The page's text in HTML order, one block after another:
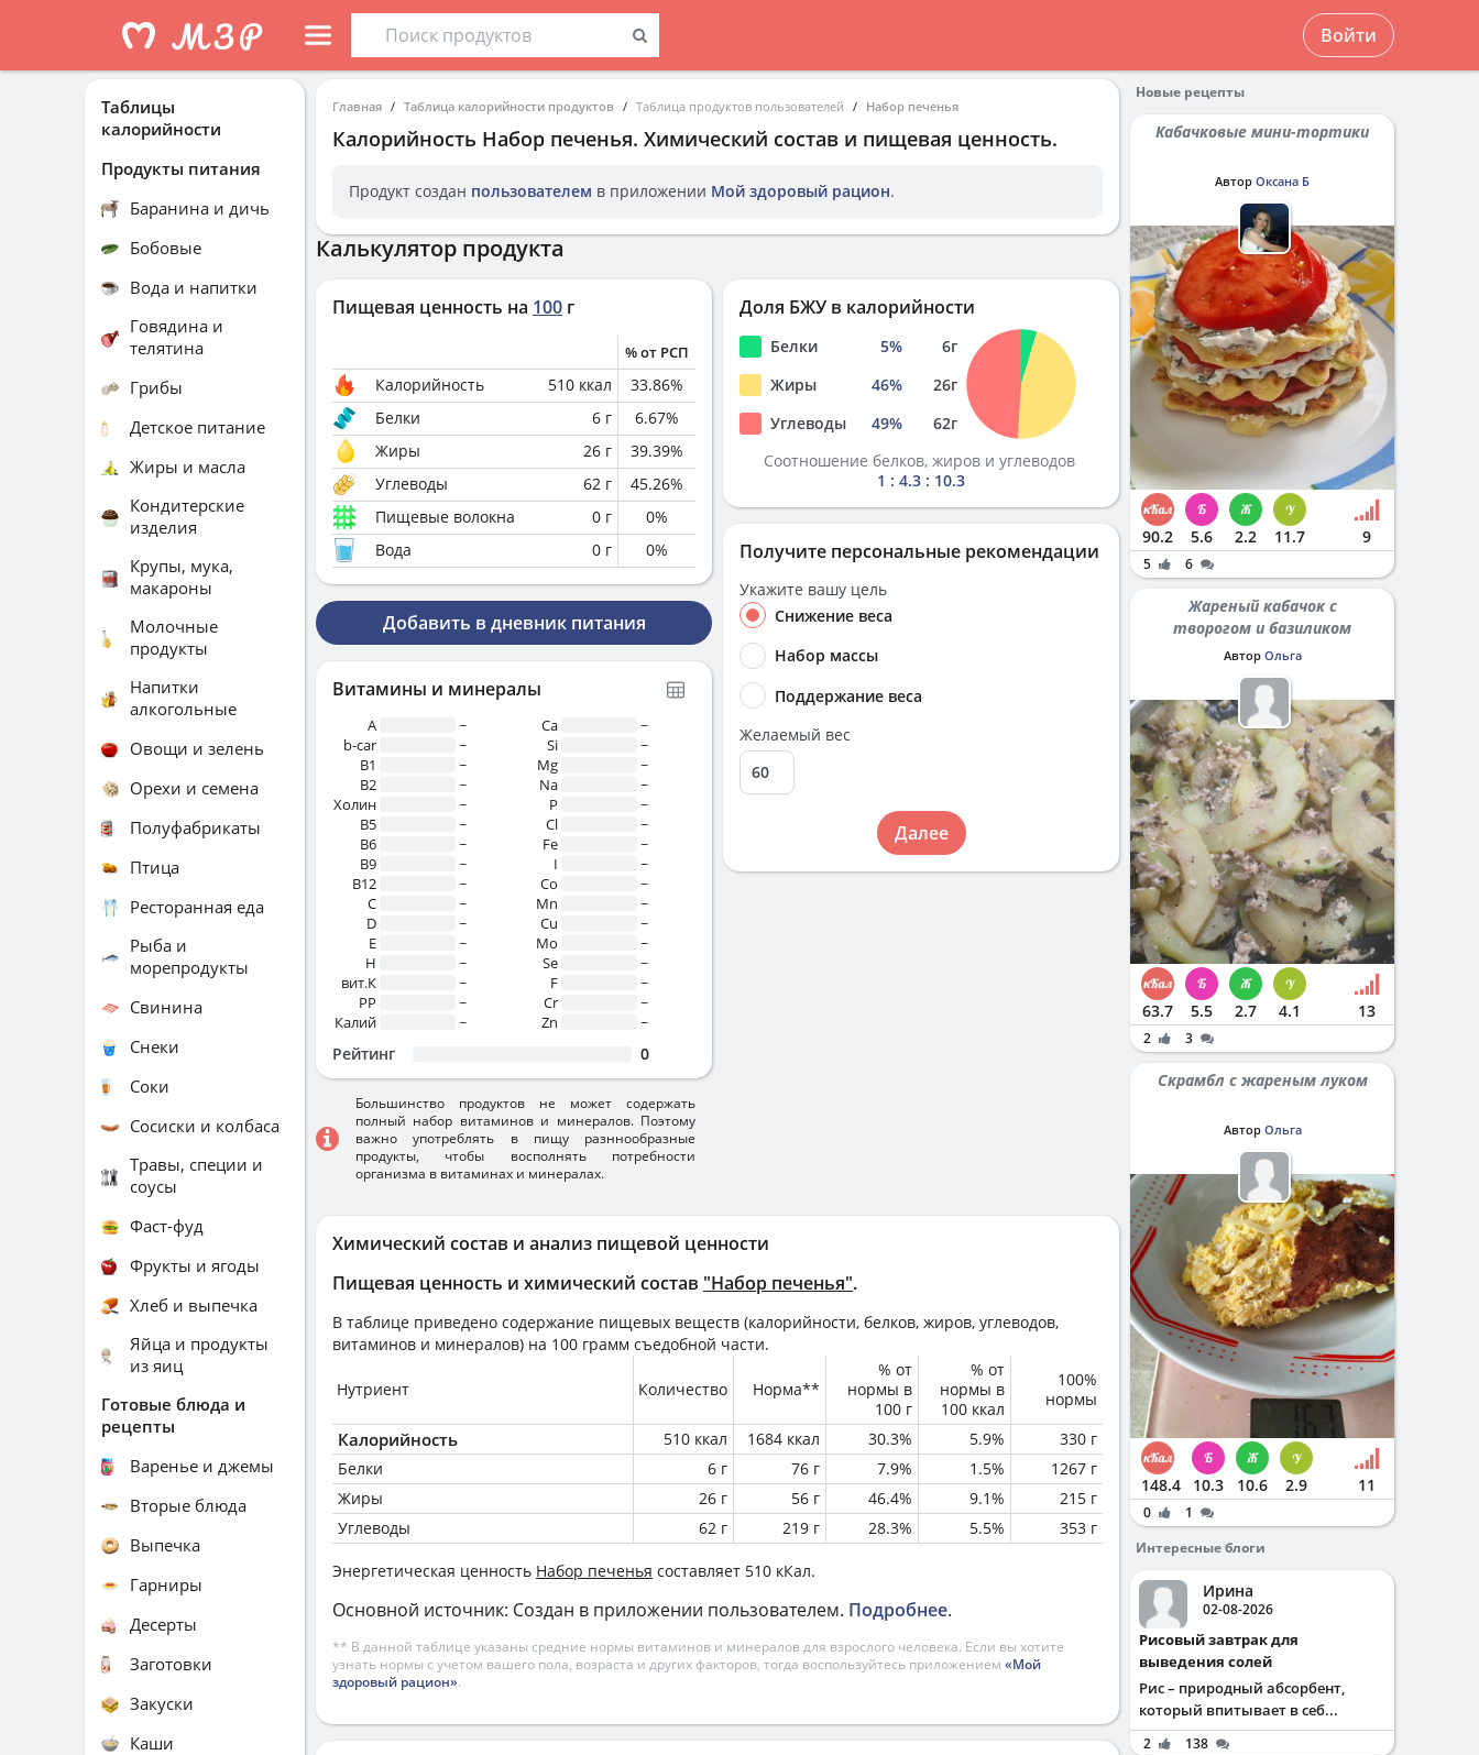
Войти
Главная Таблица калорийности продуктов Таблица продуктов пользователей Набор печенья
Калорийность Набор печенья. Химический состав и пищевая ценность.
Продукт создан пользователем в приложении Мой здоровый рацион.
Химический состав и анализ пищевой ценности
Пищевая ценность и химический состав "Набор печенья".
В таблице приведено содержание пищевых веществ (калорийности, белков, жиров, углеводов,
витаминов и минералов) на 100 грамм съедобной части.
Нутриент Количество Норма**
% от
нормы в
100 г
% от
нормы в
100 ккал
100%
нормы
Калорийность 510 ккал 1684 ккал 30.3% 5.9%
330 г
Белки
6 г 76 г 7.9% 1.5%
1267 г
Жиры
26 г 56 г 46.4% 9.1%
215 г
Углеводы
62 г 219 г 28.3% 5.5% 353 г
Энергетическая ценность Набор печенья составляет 510 кКал.
Основной источник: Создан в приложении пользователем. Подробнее.
** В данной таблице указаны средние нормы витаминов и минералов для взрослого человека. Если вы хотите
узнать нормы с учетом вашего пола, возраста и других факторов, тогда воспользуйтесь приложением «Мой
здоровый рацион».
Калькулятор продукта
Пищевая ценность на 100 г
% от РСП
Калорийность 510 ккал 33.86%
Белки
6 г 6.67%
Жиры
26 г 39.39%
Углеводы
62 г 45.26%
Пищевые волокна
0 г 0%
Вода
0 г 0%
Добавить в дневник питания
Витамины и минералы
A
~
b-car
~
В1
~
B2
~
Холин
~
B5
~
B6
~
B9
~
B12
~
C
~
D
~
E
~
H
~
вит.К
~
PP
~
Калий
~
Ca
~
Si
~
Mg
~
Na
~
P
~
Cl
~
Fe
~
I
~
Co
~
Mn
~
Cu
~
Mo
~
Se
~
F
~
Cr
~
Zn
~
Рейтинг 0
Большинство продуктов не может содержать
полный набор витаминов и минералов. Поэтому
важно употреблять в пищу разннообразные
продукты, чтобы восполнять потребности
организма в витаминах и минералах.
Доля БЖУ в калорийности
Белки 5% 6г
Жиры
46% 26г
Углеводы
49% 62г
Соотношение белков, жиров и углеводов
1 : 4.3 : 10.3
Получите персональные рекомендации
Укажите вашу цель
Снижение веса
Набор массы
Поддержание веса
Желаемый вес
Далее
Таблицы
калорийности
Продукты питания
Баранина и дичь
Бобовые
Вода и напитки
Говядина и
телятина
Грибы
Детское питание
Жиры и масла
Кондитерские
изделия
Крупы, мука,
макароны
Молочные
продукты
Напитки
алкогольные
Овощи и зелень
Орехи и семена
Полуфабрикаты
Птица
Ресторанная еда
Рыба и
морепродукты
Свинина
Снеки
Соки
Сосиски и колбаса
Травы, специи и
соусы
Фаст-фуд
Фрукты и ягоды
Хлеб и выпечка
Яйца и продукты
из яиц
Готовые блюда и
рецепты
Варенье и джемы
Вторые блюда
Выпечка
Гарниры
Десерты
Заготовки
Закуски
Каши
Новые рецепты
Кабачковые мини-тортики
Автор Оксана Б
90.2 5.6 2.2 11.7 9
5 6
Жареный кабачок с
творогом и базиликом
Автор Ольга
63.7 5.5 2.7 4.1 13
2 3
Скрамбл с жареным луком
Автор Ольга
148.4 10.3 10.6 2.9 11
0
1
Интересные блоги
Ирина
02-08-2026
Рисовый завтрак для
выведения солей
Рис – природный абсорбент,
который впитывает в себ...
2 138